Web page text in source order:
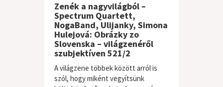
Zenék a nagyvilágból –
Spectrum Quartett,
NogaBand, Ulijanky, Simona
Hulejová: Obrázky zo
Slovenska – világzenéről
szubjektíven 521/2
A világzene többek között arról is
szól, hogy miként vegyítsünk